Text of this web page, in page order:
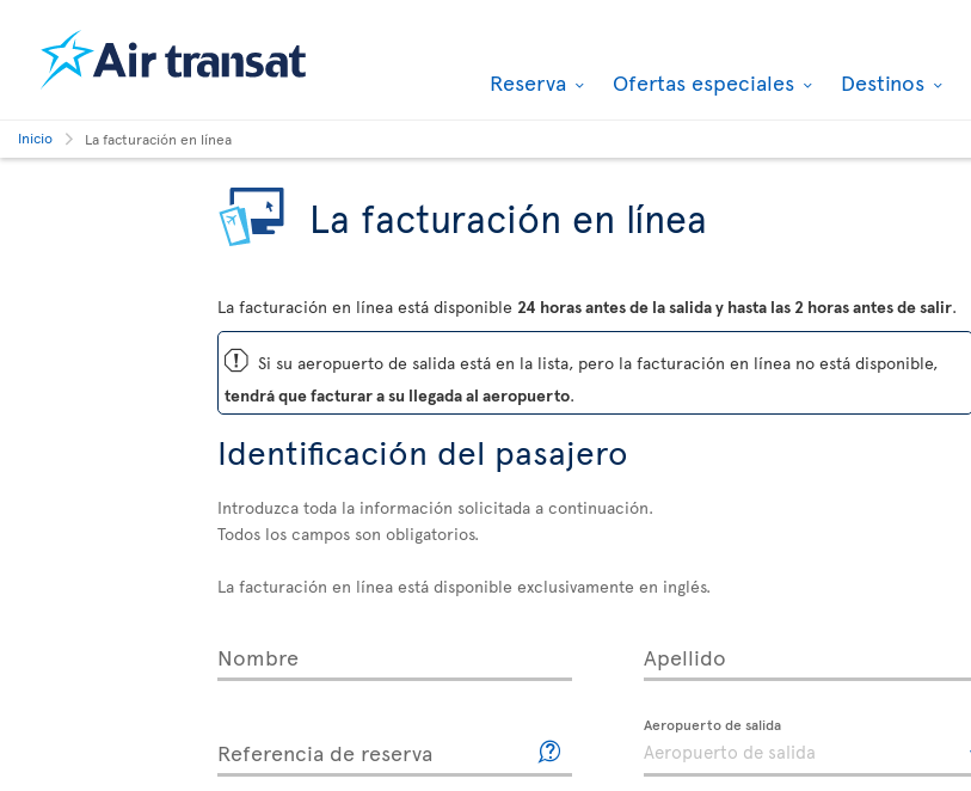
Reserva Ofertas especiales Destinos
Inicio La facturación en línea
La facturación en línea
La facturación en línea está disponible 24 horas antes de la salida y hasta las 2 horas antes de salir.
ü Si su aeropuerto de salida está en la lista, pero la facturación en línea no está disponible,
tendrá que facturar a su llegada al aeropuerto.
Identificación del pasajero
Introduzca toda la información solicitada a continuación.
Todos los campos son obligatorios.
La facturación en línea está disponible exclusivamente en inglés.
Nombre Apellido
Referencia de reserva
Aeropuerto de salida